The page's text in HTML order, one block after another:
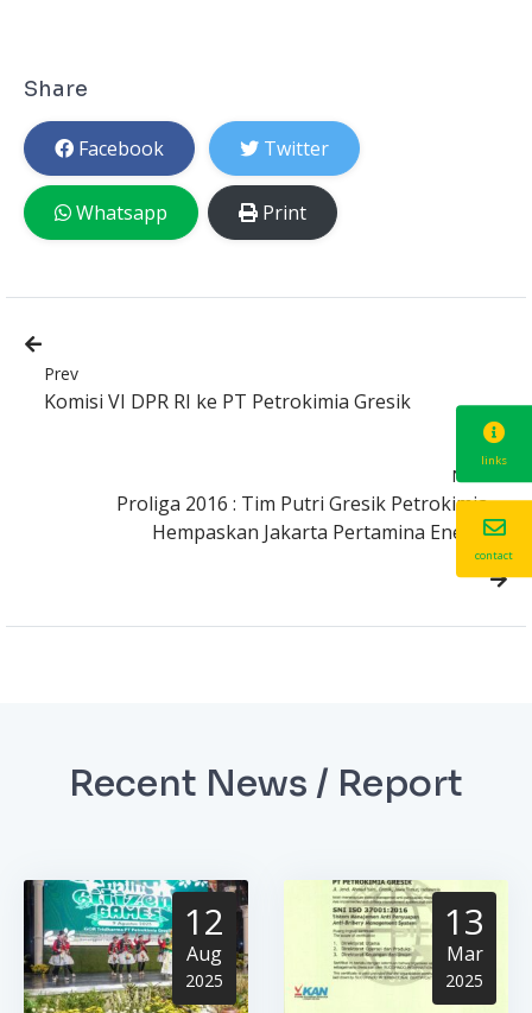
Share
Facebook Twitter
Whatsapp Print
Prev
Komisi VI DPR RI ke PT Petrokimia Gresik
Next
Proliga 2016 : Tim Putri Gresik Petrokimia
Hempaskan Jakarta Pertamina Energi
Recent News / Report
12
Aug
2025
13
Mar
2025
links
contact